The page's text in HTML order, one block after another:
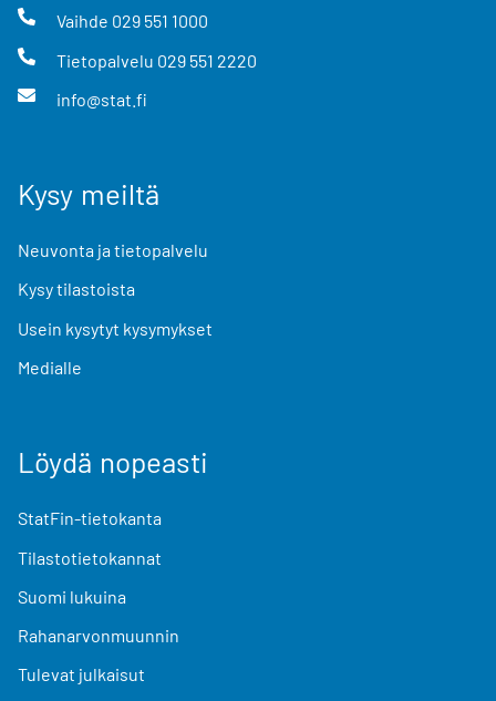
Vaihde 029 551 1000
Tietopalvelu 029 551 2220
info@stat.fi
Kysy meiltä
Neuvonta ja tietopalvelu
Kysy tilastoista
Usein kysytyt kysymykset
Medialle
Löydä nopeasti
StatFin-tietokanta
Tilastotietokannat
Suomi lukuina
Rahanarvonmuunnin
Tulevat julkaisut